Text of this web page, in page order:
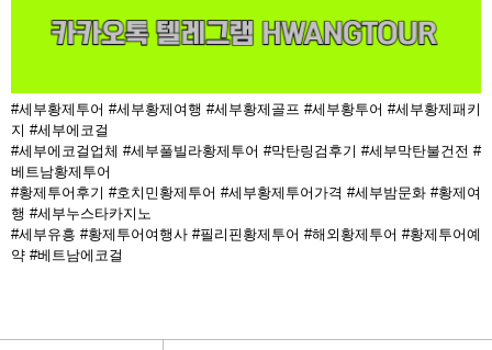
#세부황제투어 #세부황제여행 #세부황제골프 #세부황투어 #세부황제패키
지 #세부에코걸
#세부에코걸업체 #세부풀빌라황제투어 #막탄링검후기 #세부막탄불건전 #
베트남황제투어
#황제투어후기 #호치민황제투어 #세부황제투어가격 #세부밤문화 #황제여
행 #세부누스타카지노
#세부유흥 #황제투어여행사 #필리핀황제투어 #해외황제투어 #황제투어예
약 #베트남에코걸